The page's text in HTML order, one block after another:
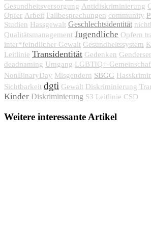
Gesundheitsversorgung Antidiskriminierung
Opfer Arbeit Fallbesprechungen community
Studien Hassgewalt Geschlechtsidentität
Qualitätsmanagement Jugendliche Opfern
inter*feindlicher Gewalt Gesundheitssystem
Leitlinie Transidentität Gedenken
deadnaming Umgang LGBTIQ+-
NonBinaryDay Misgendern SBGG
Sichtbarkeit dgti Gewalt Diskriminierung
Kinder Diskriminierung S3 Leitlinie CSD
Weitere interessante Artikel